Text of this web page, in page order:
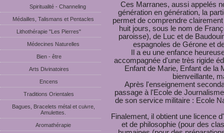
Spiritualité - Channeling
Médailles, Talismans et Pentacles
Lithothérapie "Les Pierres"
Médecines Naturelles
Bien - être
Arts Divinatoires
Encens
Traditions Orientales
Bagues, Bracelets métal et cuivre,
Amulettes.
Aromathérapie
Ces Marranes, aussi appelés
génération en génération, la
permet de comprendre
huit jours, sous le nom de
paroisse), de Luc et de
espagnoles de Gérone et
Il a eu une enfance
accompagnée d'une très rigide
Enfant de Marie, Enfant de la
bienveillante,
Après l'enseignement
passage à l'Ecole de
de son service militaire : Ecole
Finalement, il obtient une licence
et de philosophie (pour des